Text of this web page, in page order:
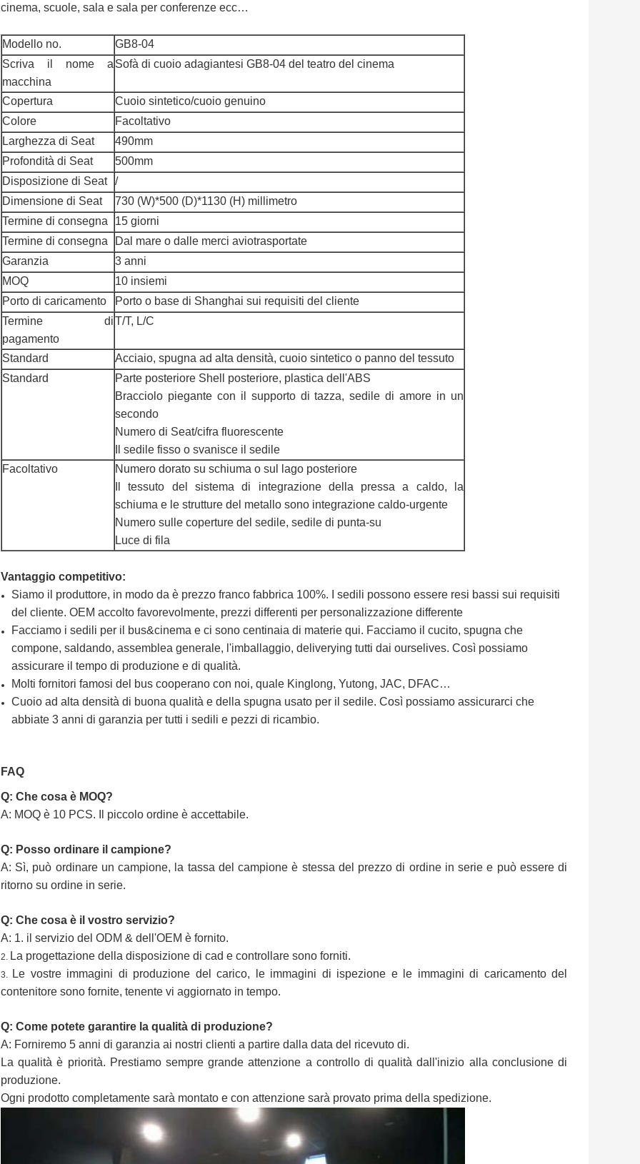
cinema, scuole, sala e sala per conferenze ecc…
Modello no.
GB8-04
Scriva il nome a
macchina
Sofà di cuoio adagiantesi GB8-04 del teatro del cinema
Copertura
Cuoio sintetico/cuoio genuino
Colore
Facoltativo
Larghezza di Seat
490mm
Profondità di Seat
500mm
Disposizione di Seat
/
Dimensione di Seat
730 (W)*500 (D)*1130 (H) millimetro
Termine di consegna
15 giorni
Termine di consegna
Dal mare o dalle merci aviotrasportate
Garanzia
3 anni
MOQ
10 insiemi
Porto di caricamento
Porto o base di Shanghai sui requisiti del cliente
Termine di
pagamento
T/T, L/C
Standard
Acciaio, spugna ad alta densità, cuoio sintetico o panno del tessuto
Standard
Parte posteriore Shell posteriore, plastica dell'ABS
Bracciolo piegante con il supporto di tazza, sedile di amore in un
secondo
Numero di Seat/cifra fluorescente
Il sedile fisso o svanisce il sedile
Facoltativo
Numero dorato su schiuma o sul lago posteriore
Il tessuto del sistema di integrazione della pressa a caldo, la
schiuma e le strutture del metallo sono integrazione caldo-urgente
Numero sulle coperture del sedile, sedile di punta-su
Luce di fila
Vantaggio competitivo:
Siamo il produttore, in modo da è prezzo franco fabbrica 100%. I sedili possono essere resi bassi sui requisiti
del cliente. OEM accolto favorevolmente, prezzi differenti per personalizzazione differente
Facciamo i sedili per il bus&cinema e ci sono centinaia di materie qui. Facciamo il cucito, spugna che
compone, saldando, assemblea generale, l'imballaggio, deliverying tutti dai ourselives. Così possiamo
assicurare il tempo di produzione e di qualità.
Molti fornitori famosi del bus cooperano con noi, quale Kinglong, Yutong, JAC, DFAC…
Cuoio ad alta densità di buona qualità e della spugna usato per il sedile. Così possiamo assicurarci che
abbiate 3 anni di garanzia per tutti i sedili e pezzi di ricambio.
FAQ
Q: Che cosa è MOQ?
A: MOQ è 10 PCS. Il piccolo ordine è accettabile.
Q: Posso ordinare il campione?
A: Sì, può ordinare un campione, la tassa del campione è stessa del prezzo di ordine in serie e può essere di
ritorno su ordine in serie.
Q: Che cosa è il vostro servizio?
A: 1. il servizio del ODM & dell'OEM è fornito.
2. La progettazione della disposizione di cad e controllare sono forniti.
3.
Le vostre immagini di produzione del carico, le immagini di ispezione e le immagini di caricamento del
contenitore sono fornite, tenente vi aggiornato in tempo.
Q: Come potete garantire la qualità di produzione?
A: Forniremo 5 anni di garanzia ai nostri clienti a partire dalla data del ricevuto di.
La qualità è priorità. Prestiamo sempre grande attenzione a controllo di qualità dall'inizio alla conclusione di
produzione.
Ogni prodotto completamente sarà montato e con attenzione sarà provato prima della spedizione.